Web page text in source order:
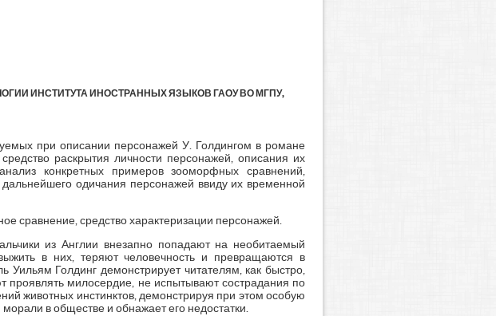
ИНСТИТУТА ИНОСТРАННЫХ ЯЗЫКОВ ГАОУ ВО МГПУ,
при описании персонажей У. Голдингом в романе
раскрытия личности персонажей, описания их
конкретных примеров зооморфных сравнений,
одичания персонажей ввиду их временной
сравнение, средство характеризации персонажей.
из Англии внезапно попадают на необитаемый
в них, теряют человечность и превращаются в
Голдинг демонстрирует читателям, как быстро,
проявлять милосердие, не испытывают сострадания по
животных инстинктов, демонстрируя при этом особую
в обществе и обнажает его недостатки.